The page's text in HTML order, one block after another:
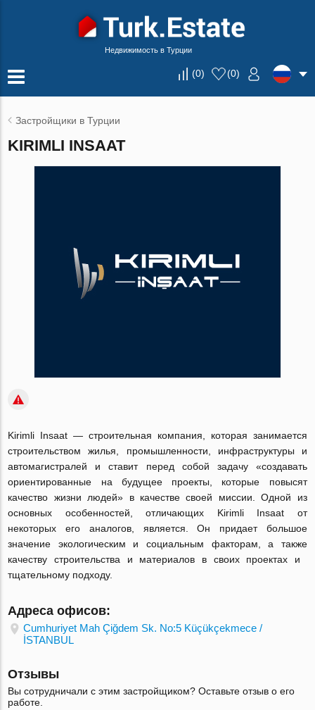
Недвижимость в Турции
(0) (0)
Застройщики в Турции
KIRIMLI INSAAT
Kirimli Insaat — строительная компания, которая занимается
строительством жилья, промышленности, инфраструктуры и
автомагистралей и ставит перед собой задачу «создавать
ориентированные на будущее проекты, которые повысят
качество жизни людей» в качестве своей миссии. Одной из
основных особенностей, отличающих Kirimli Insaat от
некоторых его аналогов, является. Он придает большое
значение экологическим и социальным факторам, а также
качеству строительства и материалов в своих проектах и ​​
тщательному подходу.
Адреса офисов:
Cumhuriyet Mah Çiğdem Sk. No:5 Küçükçekmece /
İSTANBUL
Отзывы
Вы сотрудничали с этим застройщиком? Оставьте отзыв о его
работе.